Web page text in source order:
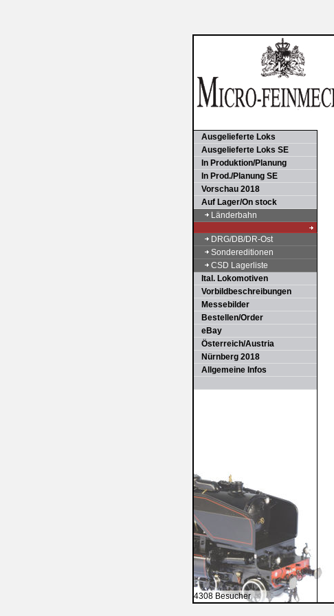
Ausgelieferte Loks
Ausgelieferte Loks SE
In Produktion/Planung
In Prod./Planung SE
Vorschau 2018
Auf Lager/On stock
Länderbahn
DRG/DB/DR-Ost
Sondereditionen
CSD Lagerliste
Ital. Lokomotiven
Vorbildbeschreibungen
Messebilder
Bestellen/Order
eBay
Österreich/Austria
Nürnberg 2018
Allgemeine Infos
4308 Besucher